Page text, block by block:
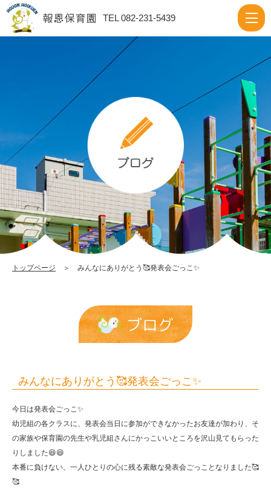
み
ん
な
が
と
う
🥰
発
表
会
ご
こ
✨
|
恩
育
園
TEL 082-231-5439
トップページ ＞ みんなにありがとう🥰発表会ごっこ✨
ブログ
みんなにありがとう🥰発表会ごっこ✨
今日は発表会ごっこ✨
幼児組の各クラスに、発表会当日に参加ができなかったお友達が加わり、そ
の家族や保育園の先生や乳児組さんにかっこいいところを沢山見てもらった
りしました😆😆
本番に負けない、一人ひとりの心に残る素敵な発表会ごっことなりました🥰
🥰